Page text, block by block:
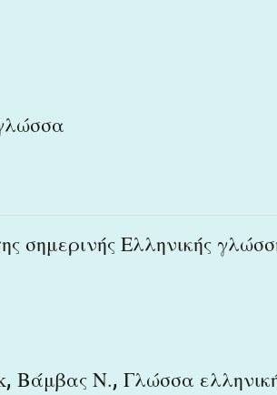
σημερινής Ελληνικής
, Βάμβας Ν., Γλώσσα